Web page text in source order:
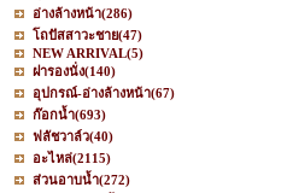
อ่างล้างหน้า(286)
โถปัสสาวะชาย(47)
NEW ARRIVAL(5)
ฝารองนั่ง(140)
อุปกรณ์-อ่างล้างหน้า(67)
ก๊อกน้ำ(693)
ฟลัชวาล์ว(40)
อะไหล่(2115)
ส่วนอาบน้ำ(272)